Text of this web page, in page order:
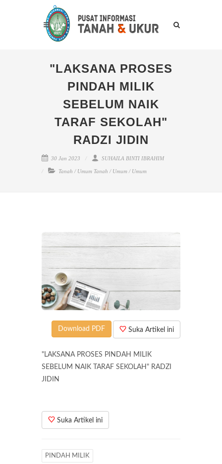
"LAKSANA PROSES
PINDAH MILIK
SEBELUM NAIK
TARAF SEKOLAH"
RADZI JIDIN
30 Jan 2023 SUHAILA BINTI IBRAHIM
Tanah / Umum Tanah / Umum / Umum
Suka Artikel ini
Download PDF
"LAKSANA PROSES PINDAH MILIK
SEBELUM NAIK TARAF SEKOLAH" RADZI
JIDIN
Suka Artikel ini
PINDAH MILIK